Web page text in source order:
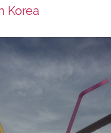
Korea